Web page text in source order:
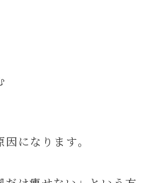
になります。